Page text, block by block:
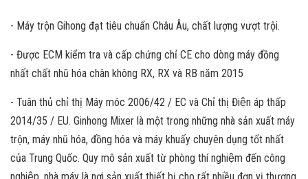
- Máy trộn Gihong đạt tiêu chuẩn Châu Âu, chất lượng vượt trội.
- Được ECM kiểm tra và cấp chứng chỉ CE cho dòng máy đồng
nhất chất nhũ hóa chân không RX, RX và RB năm 2015
- Tuân thủ chỉ thị Máy móc 2006/42 / EC và Chỉ thị Điện áp thấp
2014/35 / EU. Ginhong Mixer là một trong những nhà sản xuất máy
trộn, máy nhũ hóa, đồng hóa và máy khuấy chuyên dụng tốt nhất
của Trung Quốc. Quy mô sản xuất từ phòng thí nghiệm đến công